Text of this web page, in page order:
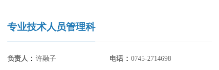
专业技术人员管理科
负责人 ： 许融子 电话 ： 0745-2714698